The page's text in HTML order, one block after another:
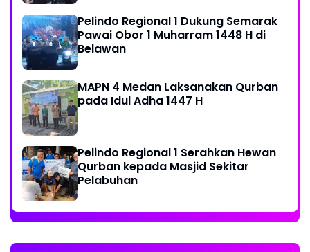
Pelindo Regional 1 Dukung Semarak
Pawai Obor 1 Muharram 1448 H di
Belawan
MAPN 4 Medan Laksanakan Qurban
pada Idul Adha 1447 H
Pelindo Regional 1 Serahkan Hewan
Qurban kepada Masjid Sekitar
Pelabuhan